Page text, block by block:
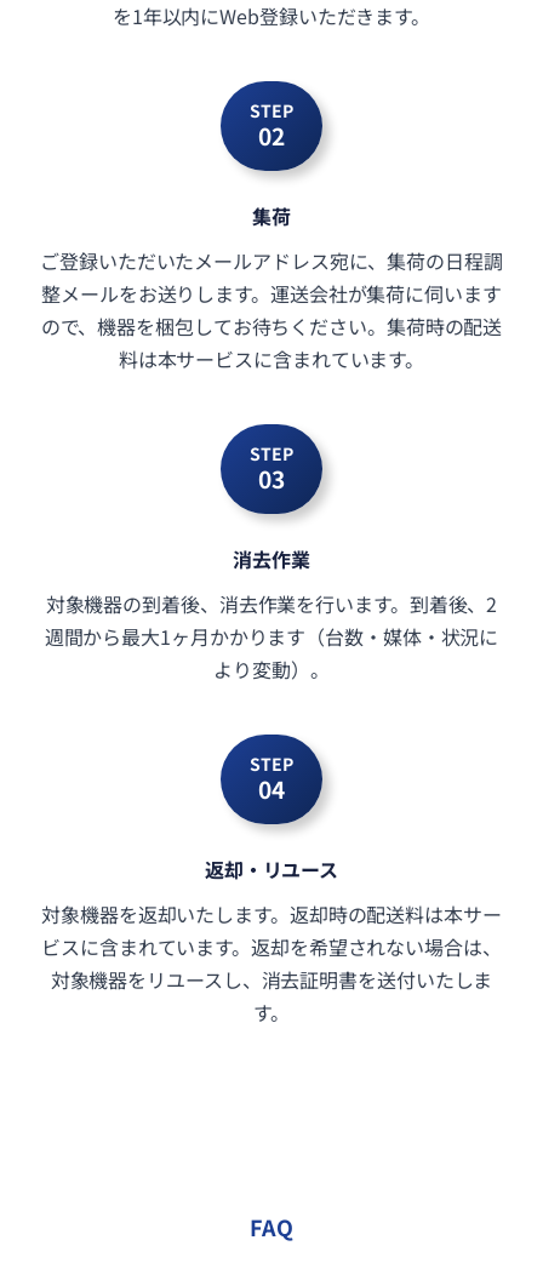
を1年以内にWeb登録いただきます。
STEP
02
集荷
ご登録いただいたメールアドレス宛に、集荷の日程調
整メールをお送りします。運送会社が集荷に伺います
ので、機器を梱包してお待ちください。集荷時の配送
料は本サービスに含まれています。
STEP
03
消去作業
対象機器の到着後、消去作業を行います。到着後、2
週間から最大1ヶ月かかります（台数・媒体・状況に
より変動）。
STEP
04
返却・リユース
対象機器を返却いたします。返却時の配送料は本サー
ビスに含まれています。返却を希望されない場合は、
対象機器をリユースし、消去証明書を送付いたしま
す。
FAQ